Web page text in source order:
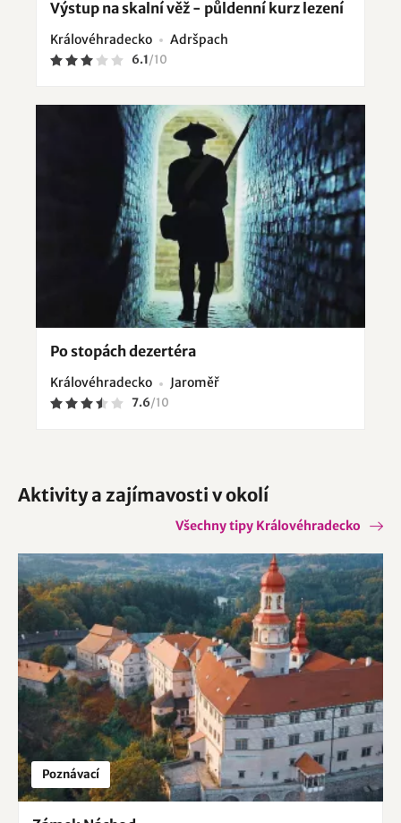
Výstup na skalní věž - půldenní kurz lezení
Královéhradecko Adršpach
6.1/10
Po stopách dezertéra
Královéhradecko Jaroměř
7.6/10
Aktivity a zajímavosti v okolí
Všechny tipy Královéhradecko
Poznávací